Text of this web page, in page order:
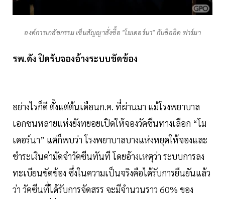
องค์การเภสัชกรรม เซ็นสัญญาสั่งซื้อ "โมเดอร์นา" กับซิลลิค ฟาร์มา
รพ.ดัง ปิดรับจองอ้างระบบขัดข้อง
อย่างไรก็ดี ตั้งแต่ต้นเดือนก.ค. ที่ผ่านมา แม้โรงพยาบาล
เอกชนหลายแห่งยังทยอยเปิดให้จองวัคซีนทางเลือก “โม
เดอร์นา” แต่ก็พบว่า โรงพยาบาลบางแห่งหยุดให้จองและ
ชำระเงินค่ามัดจำวัคซีนทันที โดยอ้างเหตุว่า ระบบการลง
ทะเบียนขัดข้อง ซึ่งในความเป็นจริงคือได้รับการยืนยันแล้ว
ว่า วัคซีนที่ได้รับการจัดสรร จะมีจำนวนราว 60% ของ